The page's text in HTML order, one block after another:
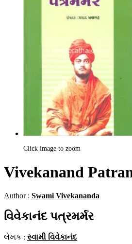
Click image to zoom
Vivekanand
Author : Swami Vivekananda
વિવેકાનંદ પત્રમર્મર
લેખક : સ્વામી વિવેકાનંદ